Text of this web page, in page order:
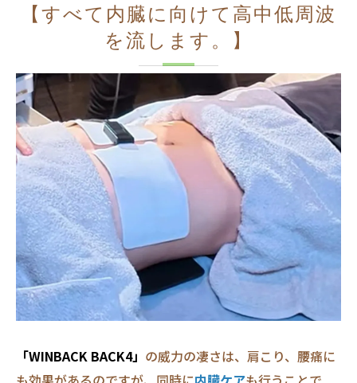
【すべて内臓に向けて高中低周波
を流します。】
「WINBACK BACK4」 の威力の凄さは、肩こり、腰痛に